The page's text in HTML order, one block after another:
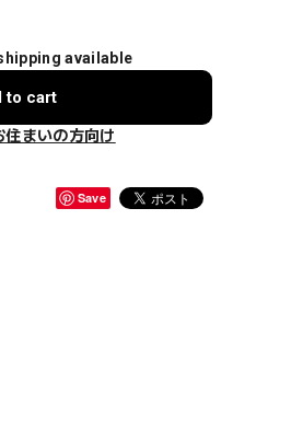
available
to cart
住まいの方向け
Save